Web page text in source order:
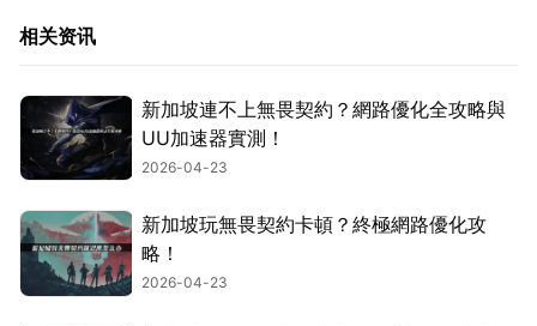
相关资讯
新加坡連不上無畏契約？網路優化全攻略與
UU加速器實測！
2026-04-23
新加坡玩無畏契約卡頓？終極網路優化攻
略！
2026-04-23